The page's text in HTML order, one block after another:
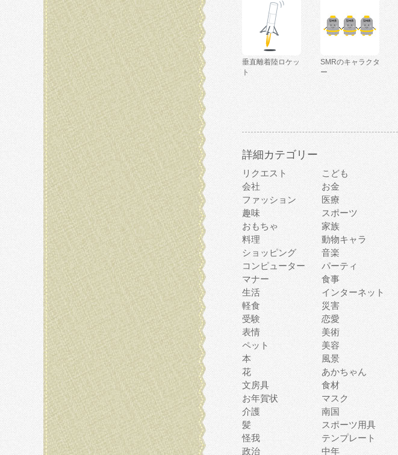
垂直離着陸ロケッ
ト
SMRのキャラクタ
ー
詳細カテゴリー
リクエスト こども
会社
お金
ファッション
医療
趣味
スポーツ
おもちゃ
家族
料理
動物キャラ
ショッピング
音楽
コンピューター
パーティ
マナー
食事
生活
インターネット
軽食
災害
受験
恋愛
表情
美術
ペット
美容
本
風景
花
あかちゃん
文房具
食材
お年賀状
マスク
介護
南国
髪
スポーツ用具
怪我
テンプレート
政治
中年